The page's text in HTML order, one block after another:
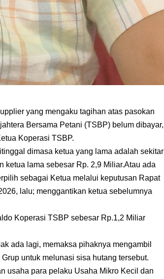
yang mengaku tagihan atas pasokan
Bersama Petani (TSBP) belum dibayar,
Koperasi TSBP.
dimasa ketua yang lama adalah sekitar
ketua lama sebesar Rp. 2,9 Miliar.Atau ada
sebagai Ketua melalui keputusan Rapat
lalu; menggantikan ketua sebelumnya
Koperasi TSBP sebesar Rp.1,2 Miliar
ada lagi, memaksa pihaknya mengambil
untuk melunasi sisa hutang tersebut.
usaha para pelaku Usaha Mikro Kecil dan